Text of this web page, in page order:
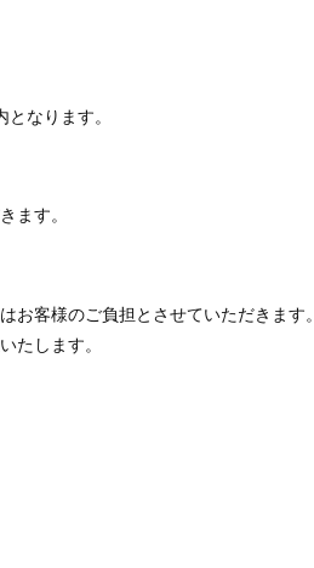
なります。
ます。
お客様のご負担とさせていただきます。
たします。